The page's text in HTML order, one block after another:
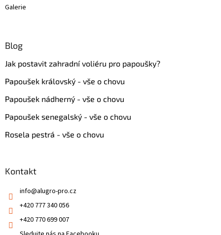
Galerie
Blog
Jak postavit zahradní voliéru pro papoušky?
Papoušek královský - vše o chovu
Papoušek nádherný - vše o chovu
Papoušek senegalský - vše o chovu
Rosela pestrá - vše o chovu
Kontakt
info@alugro-pro.cz
+420 777 340 056
+420 770 699 007